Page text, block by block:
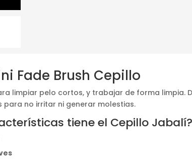
Fade Brush Cepillo
limpiar pelo cortos, y trabajar de forma limpia.
para no irritar ni generar molestias.
tiene el Cepillo Jabalí?